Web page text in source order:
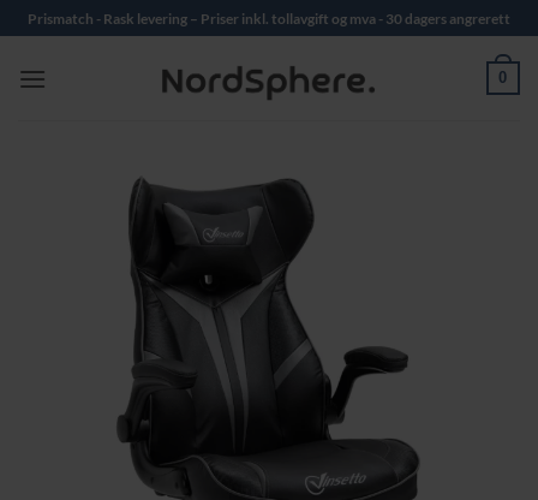
Skip
to
content
Prismatch - Rask levering – Priser inkl. tollavgift og mva - 30 dagers angrerett
0